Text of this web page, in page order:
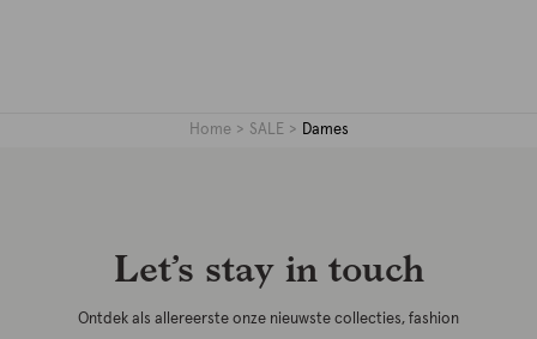
Home SALE Dames
Let’s stay in touch
Ontdek als allereerste onze nieuwste collecties, fashion